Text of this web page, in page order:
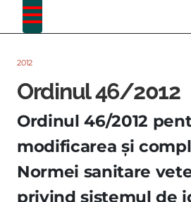
2012
Ordinul 46/2012
Ordinul 46/2012
modificarea şi
Normei sanitare
privind sistemul de